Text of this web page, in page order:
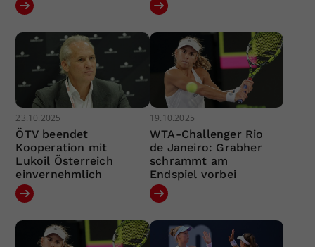
23.10.2025
ÖTV beendet
Kooperation mit
Lukoil Österreich
einvernehmlich
19.10.2025
WTA-Challenger Rio
de Janeiro: Grabher
schrammt am
Endspiel vorbei